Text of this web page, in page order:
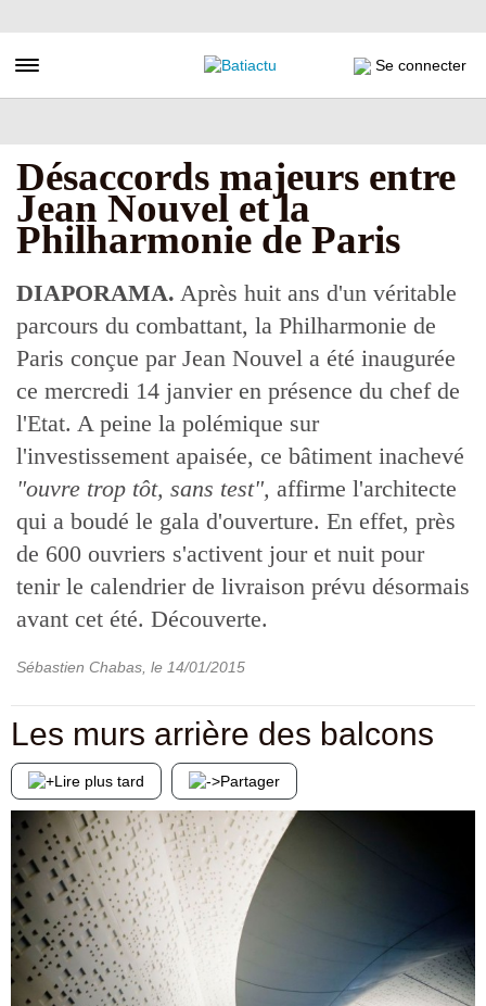
au
principal
Toggle navigation Se connecter
Désaccords majeurs entre
Jean Nouvel et la
Philharmonie de Paris
DIAPORAMA. Après huit ans d'un véritable
parcours du combattant, la Philharmonie de
Paris conçue par Jean Nouvel a été inaugurée
ce mercredi 14 janvier en présence du chef de
l'Etat. A peine la polémique sur
l'investissement apaisée, ce bâtiment inachevé
"ouvre trop tôt, sans test", affirme l'architecte
qui a boudé le gala d'ouverture. En effet, près
de 600 ouvriers s'activent jour et nuit pour
tenir le calendrier de livraison prévu désormais
avant cet été. Découverte.
Sébastien Chabas , le 14/01/2015
Les murs arrière des balcons
Lire plus tard Partager